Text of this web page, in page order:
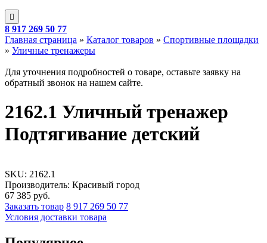
8 917 269 50 77
Главная страница » Каталог товаров » Спортивные площадки
» Уличные тренажеры
Для уточнения подробностей о товаре, оставьте заявку на
обратный звонок на нашем сайте.
2162.1 Уличный тренажер
Подтягивание детский
SKU: 2162.1
Производитель: Красивый город
67 385 руб.
Заказать товар 8 917 269 50 77
Условия доставки товара